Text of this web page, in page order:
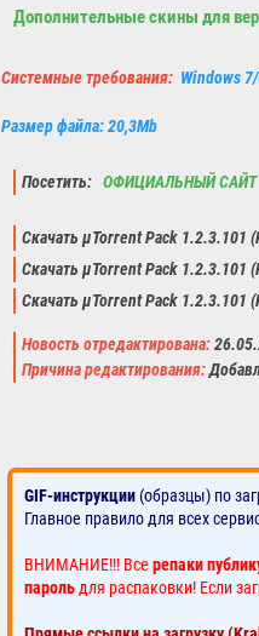
Дополнительные скины для
Системные требования: Windows
Размер файла: 20,3Mb
Посетить: ОФИЦИАЛЬНЫЙ САЙТ
Скачать µTorrent Pack 1.2.3.101
Скачать µTorrent Pack 1.2.3.101
Скачать µTorrent Pack 1.2.3.101
Новость отредактирована:
Причина редактирования:
GIF-инструкции (образцы) по
Главное правило для всех
ВНИМАНИЕ!!! Все репаки
пароль для распаковки! Если